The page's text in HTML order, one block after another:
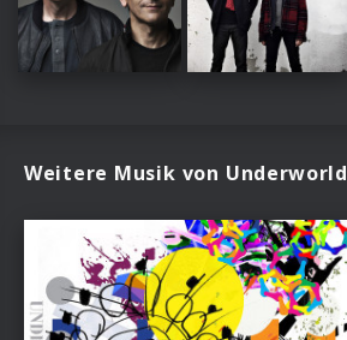
Weitere Musik von Underworld